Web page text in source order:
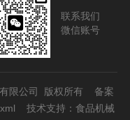
联系我们
微信账号
限公司 版权所有 备案
技术支持： 食品机械